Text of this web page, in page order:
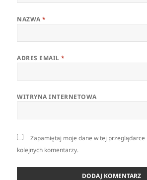
NAZWA*
ADRES EMAIL*
WITRYNA INTERNETOWA
Zapamiętaj moje dane w tej przeglądarce
kolejnych komentarzy.